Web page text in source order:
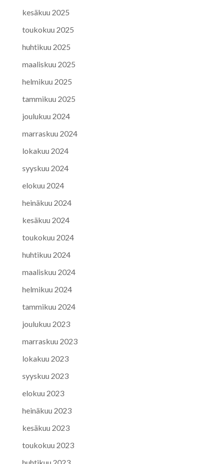
kesäkuu 2025
toukokuu 2025
huhtikuu 2025
maaliskuu 2025
helmikuu 2025
tammikuu 2025
joulukuu 2024
marraskuu 2024
lokakuu 2024
syyskuu 2024
elokuu 2024
heinäkuu 2024
kesäkuu 2024
toukokuu 2024
huhtikuu 2024
maaliskuu 2024
helmikuu 2024
tammikuu 2024
joulukuu 2023
marraskuu 2023
lokakuu 2023
syyskuu 2023
elokuu 2023
heinäkuu 2023
kesäkuu 2023
toukokuu 2023